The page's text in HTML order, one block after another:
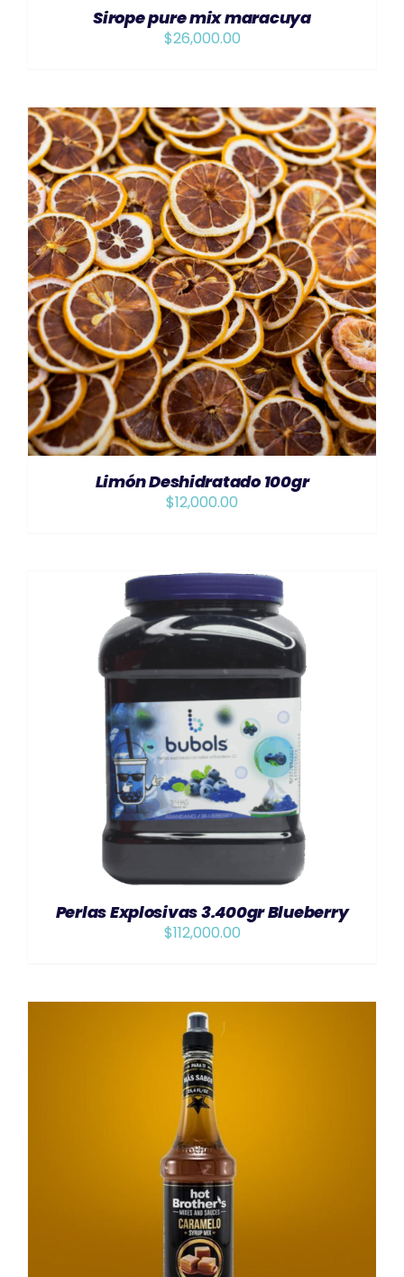
Sirope pure mix maracuya
$26,000.00
AÑADIR AL CARRITO / DETAILS
Limón Deshidratado 100gr
$12,000.00
AÑADIR AL CARRITO / DETAILS
Perlas Explosivas 3.400gr Blueberry
$112,000.00
AÑADIR AL CARRITO /